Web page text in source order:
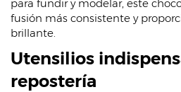
para fundir y modelar, este
fusión más consistente y
brillante.
Utensilios
repostería